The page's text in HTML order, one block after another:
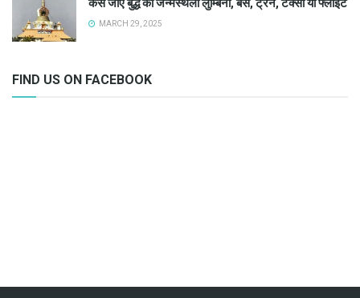
MARCH 29, 2025
FIND US ON FACEBOOK